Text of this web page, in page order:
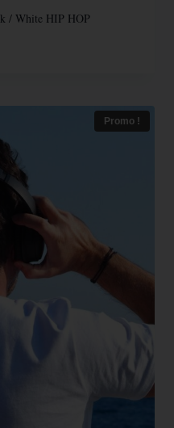
/ White HIP HOP
Promo !